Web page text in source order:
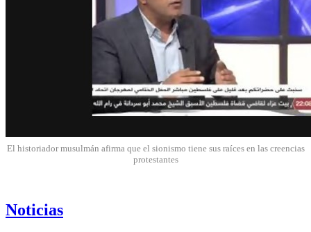
El historiador musulmán afirma que el sionismo tiene sus raíces en las creencias
protestantes
Noticias